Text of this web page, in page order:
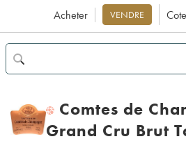
Acheter VENDRE Cote
H
Comtes de
Grand Cru Brut